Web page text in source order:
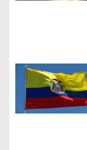
e
e